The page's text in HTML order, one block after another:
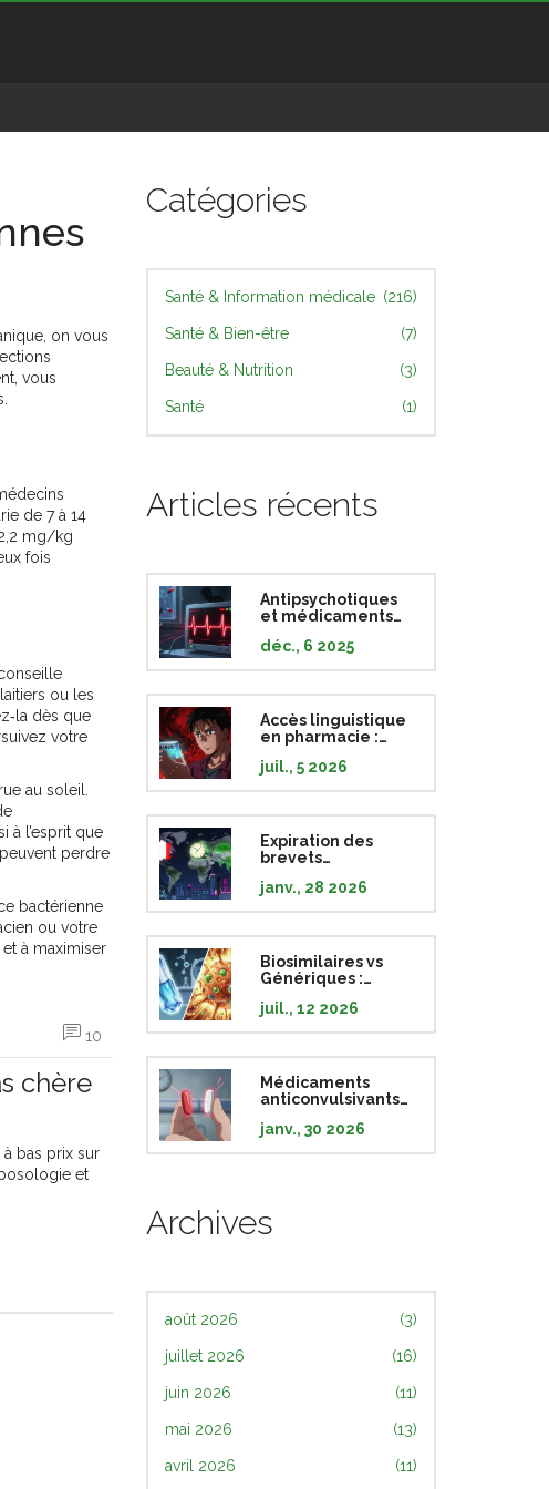
on vous
vous
de 7 à 14
mg/kg
fois
ou les
dès que
votre
au soleil.
à l’esprit que
perdre
bactérienne
ou votre
à maximiser
10
chère
bas prix sur
et
Catégories
Santé & Information médicale (216)
Santé & Bien-être (7)
Beauté & Nutrition (3)
Santé (1)
Articles récents
Antipsychotiques
et médicaments
risques de
prolongation de
déc., 6 2025
Accès linguistique
en pharmacie :
interprètes et
sécurité du patient
juil., 5 2026
Expiration des
brevets
des délais
différents dans le
janv., 28 2026
Biosimilaires vs
Génériques :
différences clés
juil., 12 2026
Médicaments
anticonvulsivants
générique : risques
et bonnes
janv., 30 2026
Archives
août 2026 (3)
juillet 2026 (16)
juin 2026 (11)
mai 2026 (13)
avril 2026 (11)